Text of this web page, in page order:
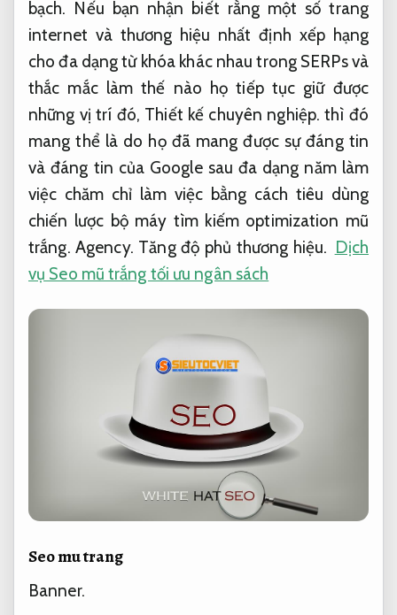
bạch. Nếu bạn nhận biết rằng một số trang
internet và thương hiệu nhất định xếp hạng
cho đa dạng từ khóa khác nhau trong SERPs và
thắc mắc làm thế nào họ tiếp tục giữ được
những vị trí đó, Thiết kế chuyên nghiệp. thì đó
mang thể là do họ đã mang được sự đáng tin
và đáng tin của Google sau đa dạng năm làm
việc chăm chỉ làm việc bằng cách tiêu dùng
chiến lược bộ máy tìm kiếm optimization mũ
trắng.Agency. Tăng độ phủ thương hiệu. Dịch
vụ Seo mũ trắng tối ưu ngân sách
Seo mu trang
Banner.